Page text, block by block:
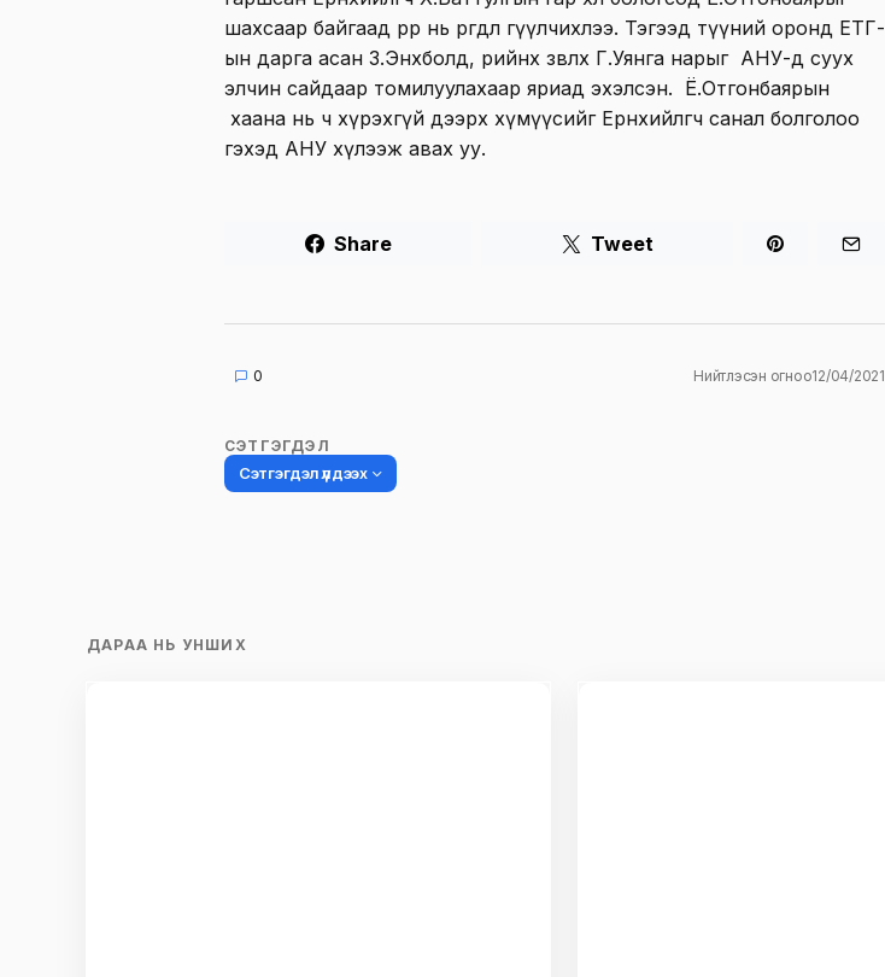
шахсаар байгаад өөрөөр нь өргөдөл өгүүлчихлээ. Тэгээд түүний оронд ЕТГ-
ын дарга асан З.Энхболд, өөрийнхөө зөвлөх Г.Уянга нарыг АНУ-д суух
элчин сайдаар томилуулахаар яриад эхэлсэн. Ё.Отгонбаярын
хаана нь ч хүрэхгүй дээрх хүмүүсийг Ерөнхийлөгч санал болголоо
гэхэд АНУ хүлээж авах уу.
Share Tweet
0 Нийтлэсэн огноо12/04/2021
СЭТГЭГДЭЛ
Сэтгэгдэл үлдээх
ДАРАА НЬ УНШИХ